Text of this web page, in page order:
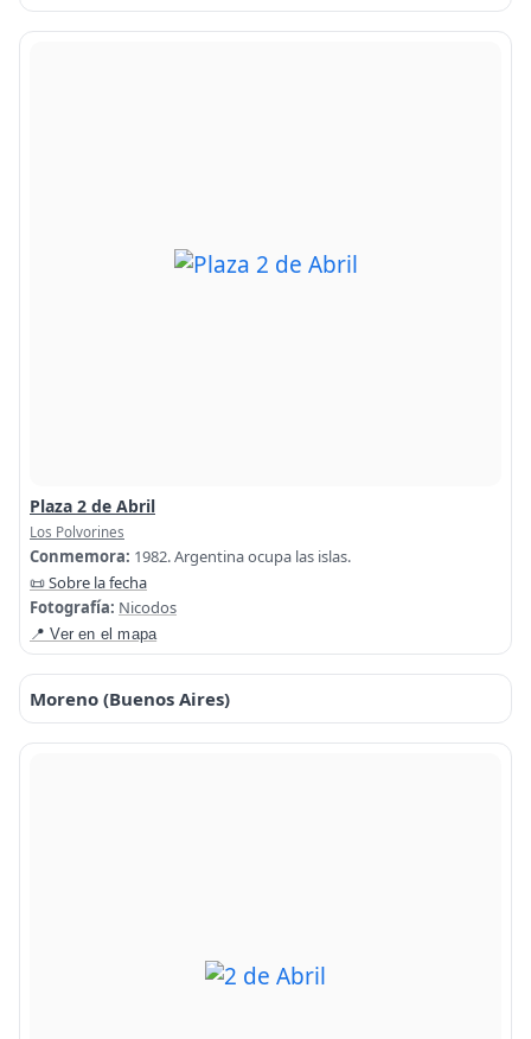
Plaza 2 de Abril
Los Polvorines
Conmemora: 1982. Argentina ocupa las islas.
📜 Sobre la fecha
Fotografía: Nicodos
📍 Ver en el mapa
Moreno (Buenos Aires)